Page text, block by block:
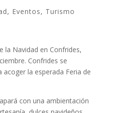
, Eventos, Turismo
la Navidad en Confrides,
Confrides se
acoger la esperada Feria de
con una ambientación